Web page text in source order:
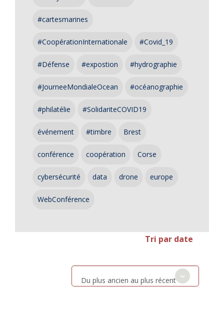
#cartesmarines
#CoopérationInternationale #Covid_19
#Défense #expostion #hydrographie
#JourneeMondialeOcean #océanographie
#philatélie #SolidariteCOVID19
événement #timbre Brest
conférence coopération Corse
cybersécurité data drone europe
WebConférence
Tri par date
Du plus ancien au plus récent